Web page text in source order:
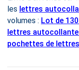
les lettres
volumes : Lot de
lettres
pochettes de